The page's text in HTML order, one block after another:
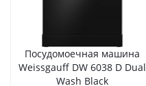
Посудомоечная машина
Weissgauff DW 6038 D Dual
Wash Black